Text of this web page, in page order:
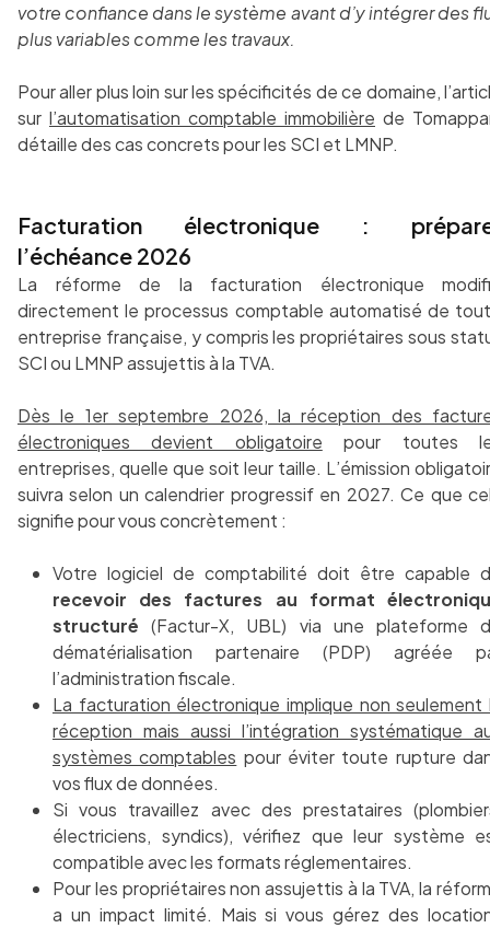
votre confiance dans le système avant d’y intégrer des
plus variables comme les travaux.
Pour aller plus loin sur les spécificités de ce domaine,
sur l’automatisation comptable immobilière de
détaille des cas concrets pour les SCI et LMNP.
Facturation électronique :
l’échéance 2026
La réforme de la facturation électronique
directement le processus comptable automatisé de
entreprise française, y compris les propriétaires sous
SCI ou LMNP assujettis à la TVA.
Dès le 1er septembre 2026, la réception des
électroniques devient obligatoire pour toutes
entreprises, quelle que soit leur taille. L’émission
suivra selon un calendrier progressif en 2027. Ce que
signifie pour vous concrètement :
Votre logiciel de comptabilité doit être capable
recevoir des factures au format
structuré (Factur-X, UBL) via une plateforme
dématérialisation partenaire (PDP) agréée
l’administration fiscale.
La facturation électronique implique non seulement
réception mais aussi l’intégration systématique
systèmes comptables pour éviter toute rupture
vos flux de données.
Si vous travaillez avec des prestataires
électriciens, syndics), vérifiez que leur système
compatible avec les formats réglementaires.
Pour les propriétaires non assujettis à la TVA, la
a un impact limité. Mais si vous gérez des